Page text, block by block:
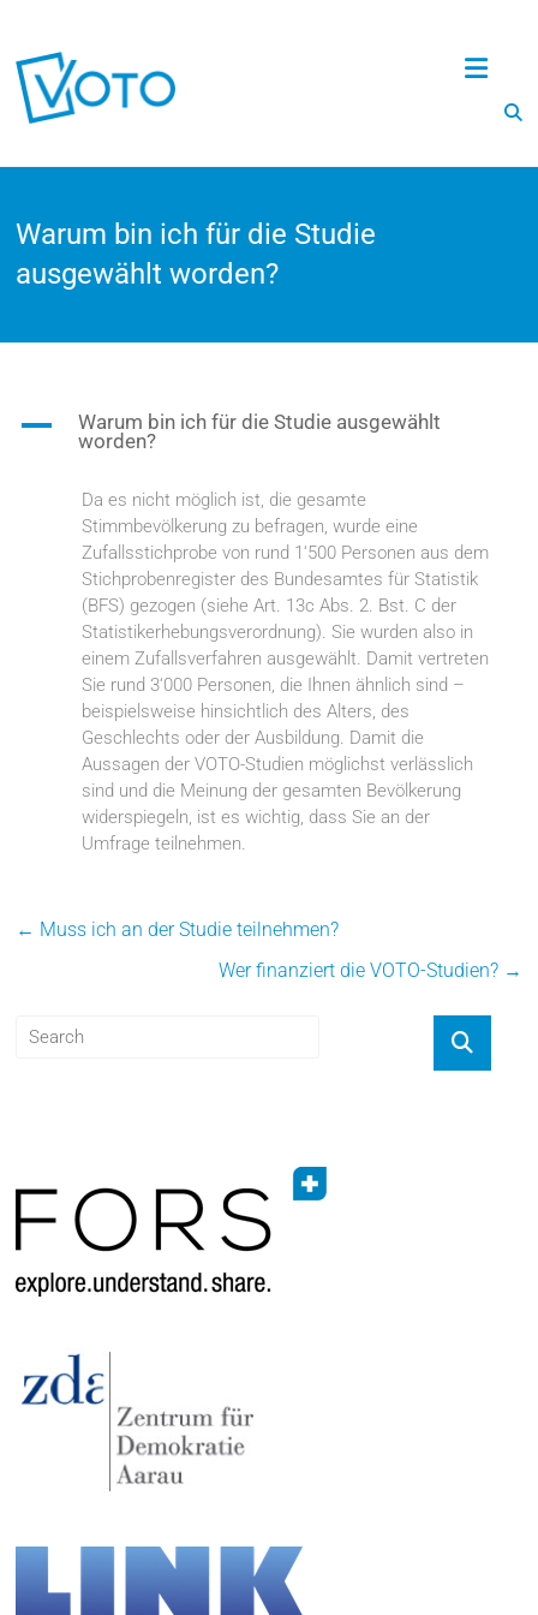
Warum bin ich für die Studie
ausgewählt worden?
A
Warum bin ich für die Studie ausgewählt
worden?
Da es nicht möglich ist, die gesamte
Stimmbevölkerung zu befragen, wurde eine
Zufallsstichprobe von rund 1‘500 Personen aus dem
Stichprobenregister des Bundesamtes für Statistik
(BFS) gezogen (siehe Art. 13c Abs. 2. Bst. C der
Statistikerhebungsverordnung). Sie wurden also in
einem Zufallsverfahren ausgewählt. Damit vertreten
Sie rund 3‘000 Personen, die Ihnen ähnlich sind –
beispielsweise hinsichtlich des Alters, des
Geschlechts oder der Ausbildung. Damit die
Aussagen der VOTO-Studien möglichst verlässlich
sind und die Meinung der gesamten Bevölkerung
widerspiegeln, ist es wichtig, dass Sie an der
Umfrage teilnehmen.
← Muss ich an der Studie teilnehmen?
Wer finanziert die VOTO-Studien? →